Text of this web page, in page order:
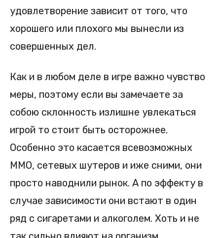
удовлетворение зависит от того, что
хорошего или плохого мы вынесли из
совершенных дел.
Как и в любом деле в игре важно чувство
меры, поэтому если вы замечаете за
собою склонность излишне увлекаться
игрой то стоит быть осторожнее.
Особенно это касается всевозможных
ММО, сетевых шутеров и иже сними, они
просто наводнили рынок. А по эффекту в
случае зависимости они встают в один
ряд с сигаретами и алкоголем. Хоть и не